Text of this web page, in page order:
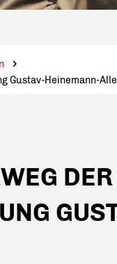
Gustav-Heinemann-